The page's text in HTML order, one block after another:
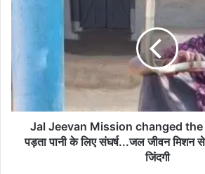
e
v
n
Jal Jeevan Mission changed the
पड़ता पानी के लिए संघर्ष...जल जीवन मिशन
जिंदगी